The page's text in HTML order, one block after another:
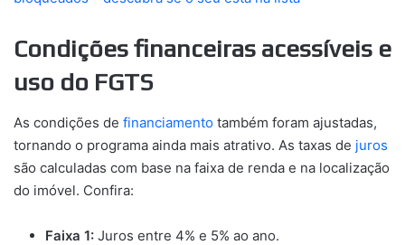
Condições financeiras acessíveis e
uso do FGTS
As condições de financiamento também foram ajustadas,
tornando o programa ainda mais atrativo. As taxas de juros
são calculadas com base na faixa de renda e na localização
do imóvel. Confira:
Faixa 1: Juros entre 4% e 5% ao ano.